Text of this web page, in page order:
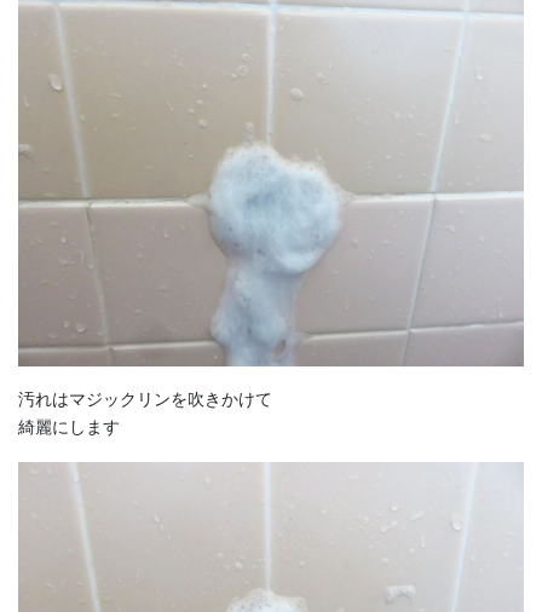
汚れはマジックリンを吹きかけて
綺麗にします